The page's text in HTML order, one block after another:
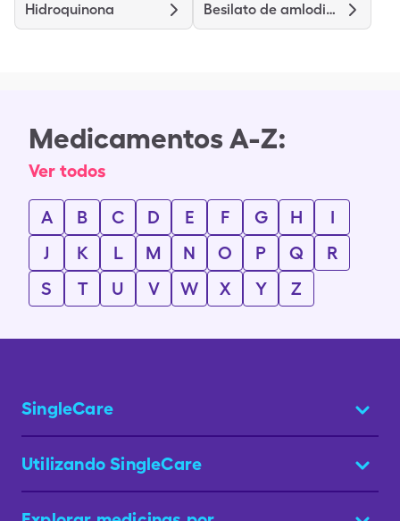
Hidroquinona Besilato de amlodipino
Medicamentos A-Z:
Ver todos
A B C D E F G H
I
J
K L M N O P Q
R
S
T U V W X Y Z
SingleCare
Utilizando SingleCare